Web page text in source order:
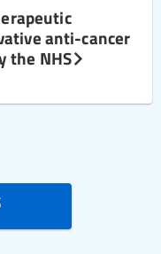
anti-cancer
the NHS